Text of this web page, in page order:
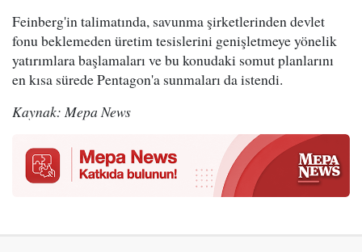
Feinberg'in talimatında, savunma şirketlerinden devlet
fonu beklemeden üretim tesislerini genişletmeye yönelik
yatırımlara başlamaları ve bu konudaki somut planlarını
en kısa sürede Pentagon'a sunmaları da istendi.
Kaynak: Mepa News